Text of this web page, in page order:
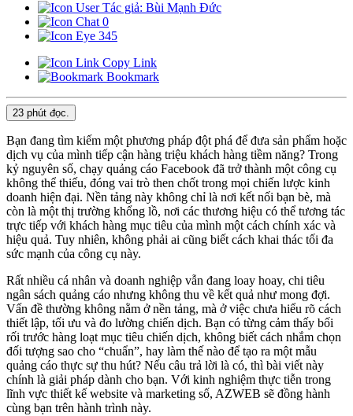
Tác giả: Bùi Mạnh Đức
0
345
Copy Link
Bookmark
23 phút đọc.
Bạn đang tìm kiếm một phương pháp đột phá để đưa sản phẩm hoặc
dịch vụ của mình tiếp cận hàng triệu khách hàng tiềm năng? Trong
kỷ nguyên số, chạy quảng cáo Facebook đã trở thành một công cụ
không thể thiếu, đóng vai trò then chốt trong mọi chiến lược kinh
doanh hiện đại. Nền tảng này không chỉ là nơi kết nối bạn bè, mà
còn là một thị trường khổng lồ, nơi các thương hiệu có thể tương tác
trực tiếp với khách hàng mục tiêu của mình một cách chính xác và
hiệu quả. Tuy nhiên, không phải ai cũng biết cách khai thác tối đa
sức mạnh của công cụ này.
Rất nhiều cá nhân và doanh nghiệp vẫn đang loay hoay, chi tiêu
ngân sách quảng cáo nhưng không thu về kết quả như mong đợi.
Vấn đề thường không nằm ở nền tảng, mà ở việc chưa hiểu rõ cách
thiết lập, tối ưu và đo lường chiến dịch. Bạn có từng cảm thấy bối
rối trước hàng loạt mục tiêu chiến dịch, không biết cách nhắm chọn
đối tượng sao cho “chuẩn”, hay làm thế nào để tạo ra một mẫu
quảng cáo thực sự thu hút? Nếu câu trả lời là có, thì bài viết này
chính là giải pháp dành cho bạn. Với kinh nghiệm thực tiễn trong
lĩnh vực thiết kế website và marketing số, AZWEB sẽ đồng hành
cùng bạn trên hành trình này.